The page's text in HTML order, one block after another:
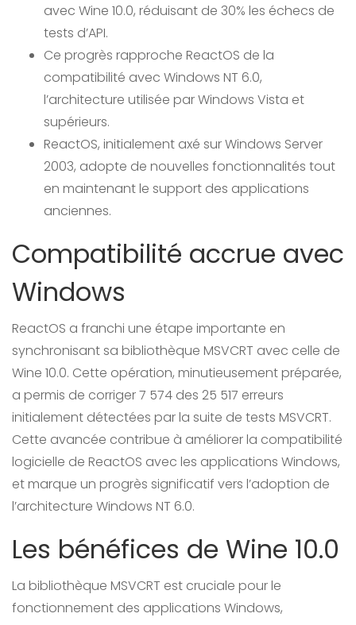
avec Wine 10.0, réduisant de 30% les échecs de
tests d’API.
Ce progrès rapproche ReactOS de la
compatibilité avec Windows NT 6.0,
l’architecture utilisée par Windows Vista et
supérieurs.
ReactOS, initialement axé sur Windows Server
2003, adopte de nouvelles fonctionnalités tout
en maintenant le support des applications
anciennes.
Compatibilité accrue avec
Windows
ReactOS a franchi une étape importante en
synchronisant sa bibliothèque MSVCRT avec celle de
Wine 10.0. Cette opération, minutieusement préparée,
a permis de corriger 7 574 des 25 517 erreurs
initialement détectées par la suite de tests MSVCRT.
Cette avancée contribue à améliorer la compatibilité
logicielle de ReactOS avec les applications Windows,
et marque un progrès significatif vers l’adoption de
l’architecture Windows NT 6.0.
Les bénéfices de Wine 10.0
La bibliothèque MSVCRT est cruciale pour le
fonctionnement des applications Windows,